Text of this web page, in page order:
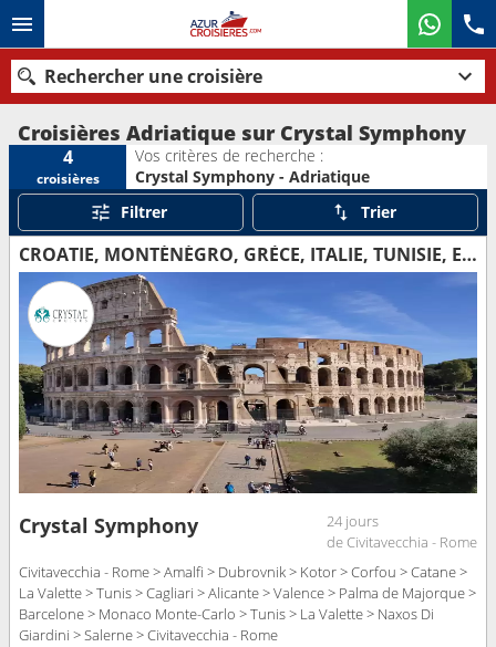
Rechercher une croisière
Nos destinations
Mois de départ
Ports Compagnies
Rechercher
Croisières Adriatique sur Crystal Symphony
4
croisières
Vos critères de recherche :
Crystal Symphony - Adriatique
Filtrer
Trier
CROATIE, MONTÉNÉGRO, GRÈCE, ITALIE, TUNISIE, ESPAGNE, MAJORQUE, MONACO, MALTE
Crystal Symphony
24 jours
de Civitavecchia - Rome
Civitavecchia - Rome > Amalfi > Dubrovnik > Kotor > Corfou > Catane >
La Valette > Tunis > Cagliari > Alicante > Valence > Palma de Majorque >
Barcelone > Monaco Monte-Carlo > Tunis > La Valette > Naxos Di
Giardini > Salerne > Civitavecchia - Rome